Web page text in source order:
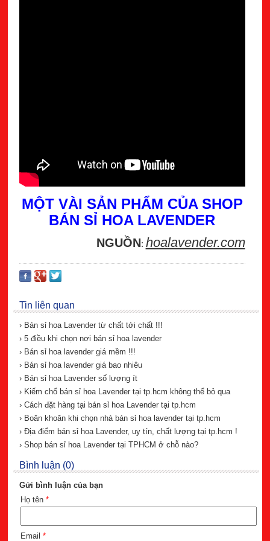
MỘT VÀI SẢN PHẨM CỦA SHOP
BÁN SỈ HOA LAVENDER
NGUỒN: hoalavender.com
Tin liên quan
› Bán sỉ hoa Lavender từ chất tới chất !!!
› 5 điều khi chọn nơi bán sỉ hoa lavender
› Bán sỉ hoa lavender giá mềm !!!
› Bán sỉ hoa lavender giá bao nhiêu
› Bán sỉ hoa Lavender số lượng ít
› Kiếm chổ bán sỉ hoa Lavender tại tp.hcm không thể bỏ qua
› Cách đặt hàng tại bán sỉ hoa Lavender tại tp.hcm
› Boăn khoăn khi chọn nhà bán sỉ hoa lavender tại tp.hcm
› Địa điểm bán sỉ hoa Lavender, uy tín, chất lượng tại tp.hcm !
› Shop bán sỉ hoa Lavender tại TPHCM ở chỗ nào?
Bình luận (0)
Gửi bình luận của bạn
Họ tên *
Email *